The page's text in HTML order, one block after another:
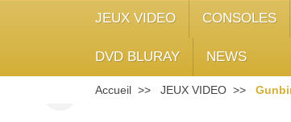
JEUX VIDEO CONSOLES
DVD BLURAY NEWS
Accueil JEUX VIDEO